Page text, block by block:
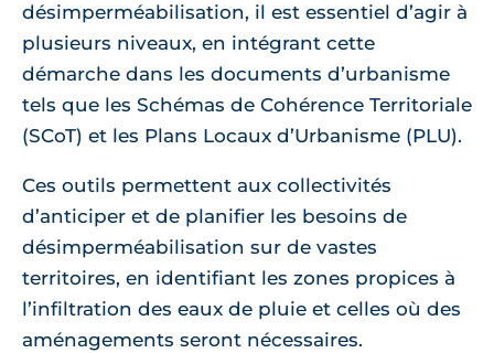
désimperméabilisation, il est essentiel d’agir à
plusieurs niveaux, en intégrant cette
démarche dans les documents d’urbanisme
tels que les Schémas de Cohérence Territoriale
(SCoT) et les Plans Locaux d’Urbanisme (PLU).
Ces outils permettent aux collectivités
d’anticiper et de planifier les besoins de
désimperméabilisation sur de vastes
territoires, en identifiant les zones propices à
l’infiltration des eaux de pluie et celles où des
aménagements seront nécessaires.